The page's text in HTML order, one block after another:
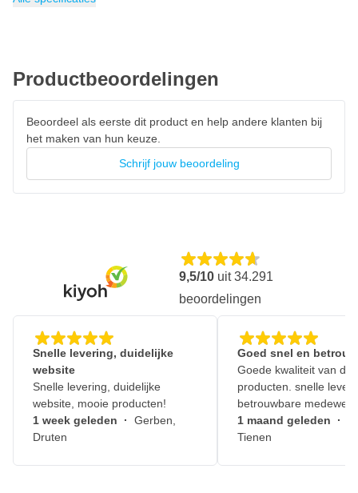
Productbeoordelingen
Beoordeel als eerste dit product en help andere klanten bij
het maken van hun keuze.
Schrijf jouw beoordeling
9,5/10 uit34.291
beoordelingen
Snelle levering, duidelijke
website
Snelle levering, duidelijke
website, mooie producten!
1 week geleden · Gerben,
Druten
Goed snel en
Goede kwaliteit van de
producten. snelle
betrouwbare
1 maand geleden ·
Tienen